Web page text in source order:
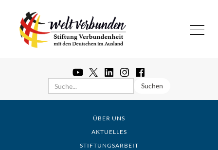
ÜBER UNS
AKTUELLES
STIFTUNGSARBEIT